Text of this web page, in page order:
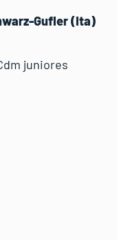
Gufler (Ita)
juniores